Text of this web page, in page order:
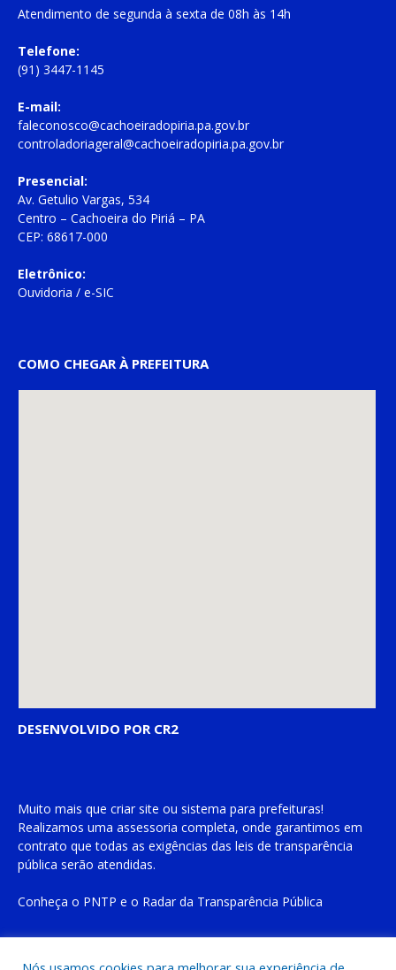
Atendimento de segunda à sexta de 08h às 14h
Telefone:
(91) 3447-1145
E-mail:
faleconosco@cachoeiradopiria.pa.gov.br
controladoriageral@cachoeiradopiria.pa.gov.br
Presencial:
Av. Getulio Vargas, 534
Centro – Cachoeira do Piriá – PA
CEP: 68617-000
Eletrônico:
Ouvidoria / e-SIC
COMO CHEGAR À PREFEITURA
DESENVOLVIDO POR CR2
Muito mais que criar site ou sistema para prefeituras!
Realizamos uma assessoria completa, onde garantimos em
contrato que todas as exigências das leis de transparência
pública serão atendidas.
Conheça o PNTP e o Radar da Transparência Pública